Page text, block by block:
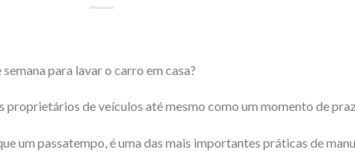
para lavar o carro em casa?
proprietários de veículos até mesmo como um momento de
um passatempo, é uma das mais importantes práticas de